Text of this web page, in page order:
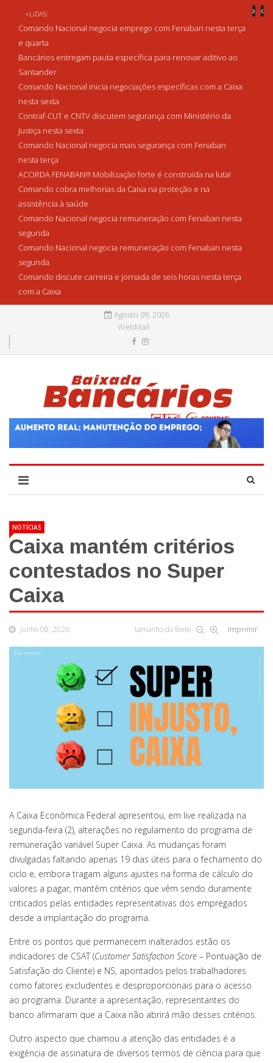
+LIDAS:
Comando Nacional negocia emprego com Fenaban nesta terça
e quarta
Bancários entregam pauta específica para renovar aditivo ao
Santander
Comando Nacional inicia negociações específicas com a Caixa
nesta sexta
Contraf-CUT e CNTV discutem segurança com Ministério da
Justiça nesta sexta
Comando Nacional negocia mais segurança com Fenaban
nesta terça
ACORDA FENABAN!!! Mobilização forte é construída na luta!
Comando cobra melhorias da Caixa na proteção e na
assistência à saúde
Comando Nacional negocia remuneração com Fenaban nesta
segunda
Comando Nacional negocia remuneração com Fenaban nesta
segunda
Comando discute carreira e jornada de seis horas nesta terça
com a Caixa
Agosto 09, 2026
WebMail
NOTÍCIAS
Caixa mantém critérios
contestados no Super
Caixa
Junho 08, 2026 tamanho da fonte Imprimir
A Caixa Econômica Federal apresentou, em live realizada na
segunda-feira (2), alterações no regulamento do programa de
remuneração variável Super Caixa. As mudanças foram
divulgadas faltando apenas 19 dias úteis para o fechamento do
ciclo e, embora tragam alguns ajustes na forma de cálculo do
valores a pagar, mantêm critérios que vêm sendo duramente
criticados pelas entidades representativas dos empregados
desde a implantação do programa.
Entre os pontos que permanecem inalterados estão os
indicadores de CSAT (Customer Satisfaction Score – Pontuação de
Satisfação do Cliente) e NS, apontados pelos trabalhadores
como fatores excludentes e desproporcionais para o acesso
ao programa. Durante a apresentação, representantes do
banco afirmaram que a Caixa não abrirá mão desses critérios.
Outro aspecto que chamou a atenção das entidades é a
exigência de assinatura de diversos termos de ciência para que